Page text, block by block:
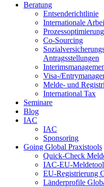
Beratung
Entsenderichtlinie
Internationale
Prozessoptimierung
Co-Sourcing
Antragsstellungen
Visa-/
Melde- und
International Tax
Seminare
Blog
IAC
IAC
Sponsoring
Going Global Praxistools
Quick-Check
IAC-EU-Meldetool
EU-Registrierung
Länderprofile